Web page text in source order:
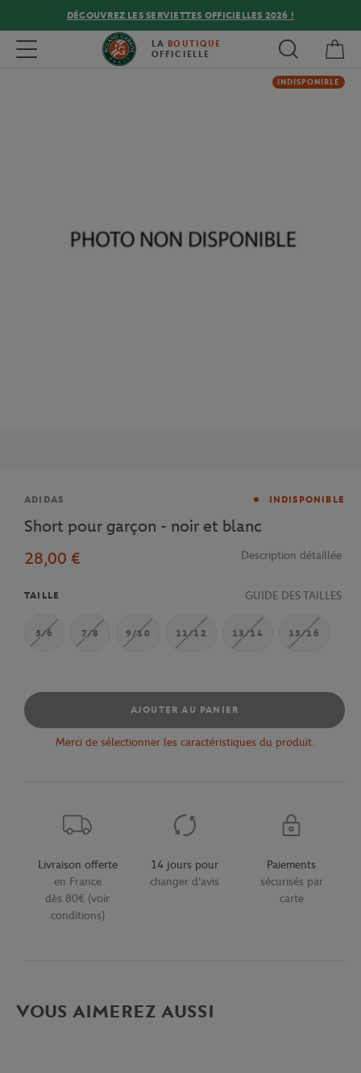
DÉCOUVREZ LES SERVIETTES OFFICIELLES 2026 !
Toggle navigation LA BOUTIQUE
OFFICIELLE
INDISPONIBLE
Marque
ADIDAS INDISPONIBLE
Short pour garçon - noir et blanc
28,00 €
Description détaillée
TAILLE GUIDE DES TAILLES
5/6 7/8 9/10 11/12 13/14 15/16
AJOUTER AU PANIER
Merci de sélectionner les caractéristiques du produit.
Livraison offerte
en France
dès 80€ (voir
conditions)
14 jours pour
changer d'avis
Paiements
sécurisés par
carte
VOUS AIMEREZ AUSSI